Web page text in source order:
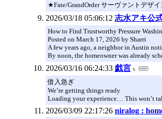
★Fate/GrandOrder サーヴァントデザ
2026/03/18 05:06:12 志水アキ公
How to Find Trustworthy Pressure
Posted on March 17, 2026 by Sharri
A few years ago, a neighbor in Austin
By noon, the homeowner was already
2026/03/16 06:24:33 戯言
借入急ぎ
We’re getting things ready
Loading your experience… This won’t
2026/03/09 22:17:26 niralog :